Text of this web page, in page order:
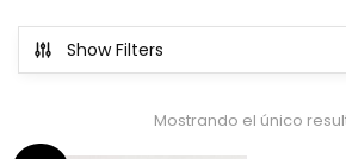
Show Filters
Mostrando el único